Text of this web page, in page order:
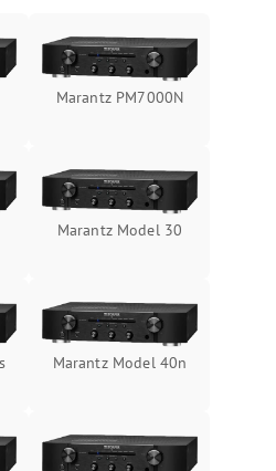
Marantz PM7000N
Marantz Model 30
Marantz Model 40n